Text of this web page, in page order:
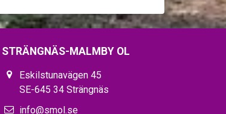
STRÄNGNÄS-MALMBY OL
Eskilstunavägen 45
SE-645 34 Strängnäs
info@smol.se